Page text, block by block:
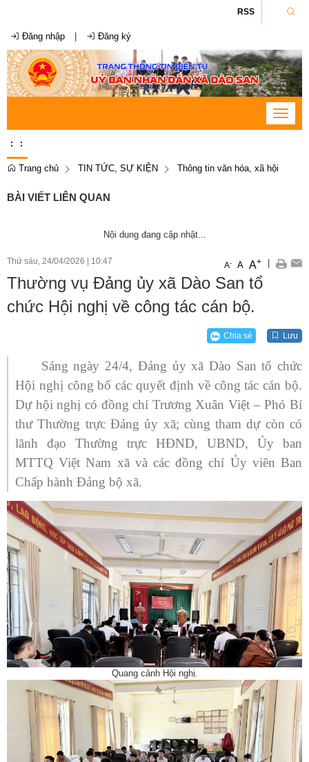
RSS
Đăng nhập Đăng ký
Toggle
: :
Trang chủ TIN TỨC, SỰ KIỆN Thông tin văn hóa, xã hội
BÀI VIẾT LIÊN QUAN
Nội dung đang cập nhật...
Thứ sáu, 24/04/2026 10:47 A- A A+
Thường vụ Đảng ủy xã Dào San tổ
chức Hội nghị về công tác cán bộ.
Chia sẻ Lưu
Sáng ngày 24/4, Đảng ủy xã Dào San tổ chức
Hội nghị công bố các quyết định về công tác cán bộ.
Dự hội nghị có đồng chí Trương Xuân Việt – Phó Bí
thư Thường trực Đảng ủy xã; cùng tham dự còn có
lãnh đạo Thường trực HĐND, UBND, Ủy ban
MTTQ Việt Nam xã và các đồng chí Ủy viên Ban
Chấp hành Đảng bộ xã.
Quang cảnh Hội nghị.